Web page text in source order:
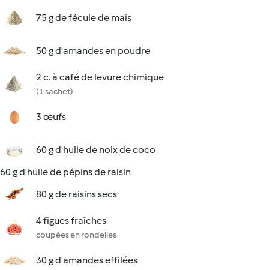
75 g de fécule de maïs
50 g d'amandes en poudre
2 c. à café de levure chimique
(1 sachet)
3 œufs
60 g d'huile de noix de coco
60 g d'huile de pépins de raisin
80 g de raisins secs
4 figues fraîches
coupées en rondelles
30 g d'amandes effilées